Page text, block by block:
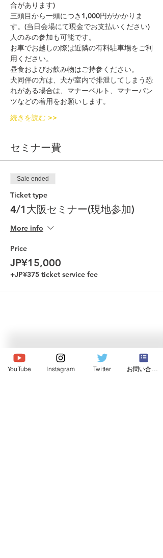
合があります)
三頭目から一頭につき1,000円がかかりま
す。(当日会場にて現金でお支払いください)
人のみの参加も可能です。
お車でお越しの際は近隣の有料駐車場をご利
用ください。
昼食およびお飲み物はご持参ください。
犬同伴の方は、犬が室内で排泄してしまう恐
れがある場合は、マナーベルト、マナーパン
ツなどの着用をお願いします。
続きを読む >>
セミナー費
Sale ended
Ticket type
4/1大阪セミナー(現地参加)
More info
Price
JP¥15,000
+JP¥375 ticket service fee
© 2020 Japan Dog Behaviorist
Association.Allright reserved.
YouTube Instagram Twitter